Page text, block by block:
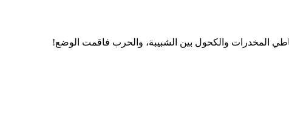
المخدرات والكحول بين الشبيبة، والحرب فاقمت الوضع!